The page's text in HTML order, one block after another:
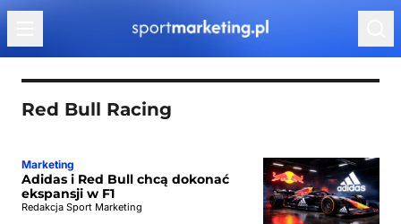
Przejdź do treści
Red Bull Racing
Marketing
Adidas i Red Bull chcą dokonać
ekspansji w F1
Redakcja Sport Marketing